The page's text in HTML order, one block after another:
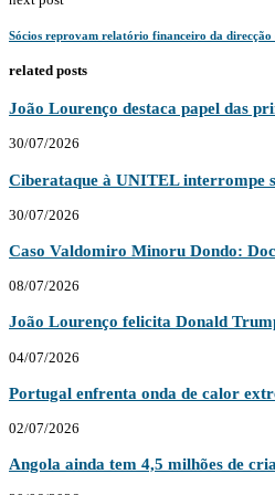
Sócios reprovam relatório financeiro da direcção
related posts
João Lourenço destaca papel das
30/07/2026
Ciberataque à UNITEL interrompe
30/07/2026
Caso Valdomiro Minoru Dondo:
08/07/2026
João Lourenço felicita Donald
04/07/2026
Portugal enfrenta onda de calor
02/07/2026
Angola ainda tem 4,5 milhões de